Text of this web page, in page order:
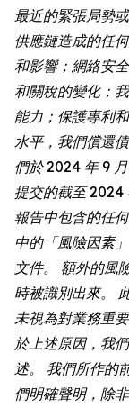
最近的緊張局勢
供應鏈造成的任
和影響；網絡安
和關稅的變化；
能力；保護專利
水平，我們償還
們於 2024 年 9
提交的截至 2024
報告中包含的任
中的「風險因素
文件。 額外的風
時被識別出來。
未視為對業務重
於上述原因，我
述。 我們所作的
們明確聲明，除